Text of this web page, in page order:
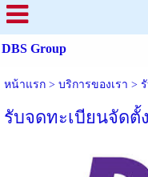
DBS Group
หน้าแรก> บริการของเรา >
รับจดทะเบียนจัดตั้